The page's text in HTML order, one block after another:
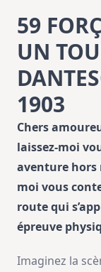
59
UN
1903
Chers
laissez-moi
aventure hors
moi vous
route qui
épreuve
Imaginez la